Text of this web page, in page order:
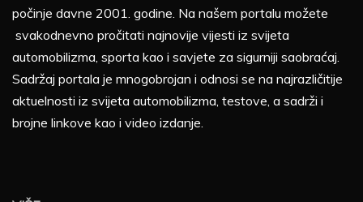
počinje davne 2001. godine. Na našem portalu možete
svakodnevno pročitati najnovije vijesti iz svijeta
automobilizma, sporta kao i savjete za sigurniji saobraćaj.
Sadržaj portala je mnogobrojan i odnosi se na najrazličitije
aktuelnosti iz svijeta automobilizma, testove, a sadrži i
brojne linkove kao i video izdanje.